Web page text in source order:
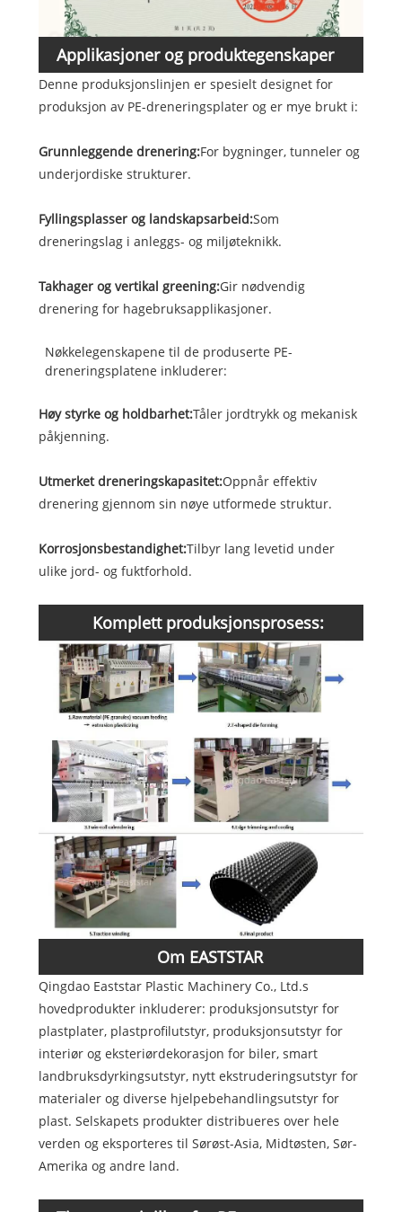
Applikasjoner og produktegenskaper
Denne produksjonslinjen er spesielt designet for
produksjon av PE-dreneringsplater og er mye brukt i:
Grunnleggende drenering:For bygninger, tunneler og
underjordiske strukturer.
Fyllingsplasser og landskapsarbeid:Som
dreneringslag i anleggs- og miljøteknikk.
Takhager og vertikal greening:Gir nødvendig
drenering for hagebruksapplikasjoner.
Nøkkelegenskapene til de produserte PE-
dreneringsplatene inkluderer:
Høy styrke og holdbarhet:Tåler jordtrykk og mekanisk
påkjenning.
Utmerket dreneringskapasitet:Oppnår effektiv
drenering gjennom sin nøye utformede struktur.
Korrosjonsbestandighet:Tilbyr lang levetid under
ulike jord- og fuktforhold.
Komplett produksjonsprosess:
Om EASTSTAR
Qingdao Eaststar Plastic Machinery Co., Ltd.s
hovedprodukter inkluderer: produksjonsutstyr for
plastplater, plastprofilutstyr, produksjonsutstyr for
interiør og eksteriørdekorasjon for biler, smart
landbruksdyrkingsutstyr, nytt ekstruderingsutstyr for
materialer og diverse hjelpebehandlingsutstyr for
plast. Selskapets produkter distribueres over hele
verden og eksporteres til Sørøst-Asia, Midtøsten, Sør-
Amerika og andre land.